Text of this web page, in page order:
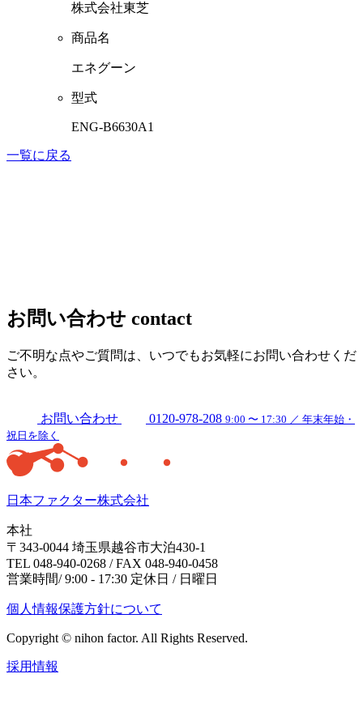
株式会社東芝
商品名
エネグーン
型式
ENG-B6630A1
一覧に戻る
お問い合わせ contact
ご不明な点やご質問は、いつでもお気軽にお問い合わせくだ
さい。
お問い合わせ 0120-978-208 9:00 〜 17:30 ／ 年末年始・
祝日を除く
日本ファクター株式会社
本社
〒343-0044 埼玉県越谷市大泊430-1
TEL 048-940-0268 / FAX 048-940-0458
営業時間/ 9:00 - 17:30 定休日 / 日曜日
個人情報保護方針について
Copyright © nihon factor. All Rights Reserved.
採用情報